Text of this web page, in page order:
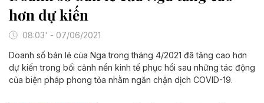
hơn dự kiến
08:03' - 07/06/2021
Doanh số bán lẻ của Nga trong tháng 4/2021 đã tăng cao hơn
dự kiến trong bối cảnh nền kinh tế phục hồi sau những tác động
của biện pháp phong tỏa nhằm ngăn chặn dịch COVID-19.